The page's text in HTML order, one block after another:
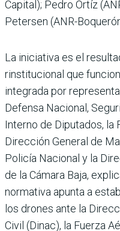
Capital); Pedro Ortíz
Petersen (ANR-
La iniciativa es el
rinstitucional que
integrada por
Defensa Nacional,
Interno de Diputados, la
Dirección General de
Policía Nacio­nal y la
de la Cámara Baja,
normativa apunta a
los drones ante la
Civil (Dinac), la Fuerza